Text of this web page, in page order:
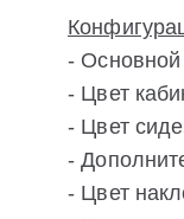
- Основной
- Цвет
- Цвет
-
- Цвет